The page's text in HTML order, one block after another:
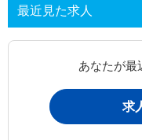
最近見た求人
あなたが最
求